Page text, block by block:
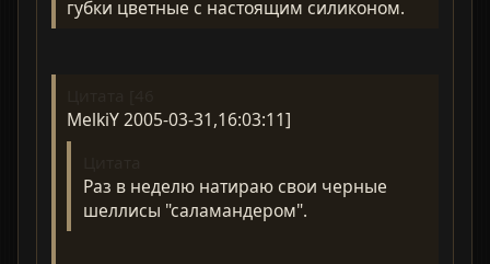
губки цветные с настоящим силиконом.
MelkiY 2005-03-31,16:03:11]
Раз в неделю натираю свои черные
шеллисы "саламандером".